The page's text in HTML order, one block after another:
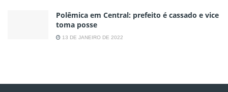
Polêmica em Central: prefeito é cassado e vice
toma posse
13 DE JANEIRO DE 2022